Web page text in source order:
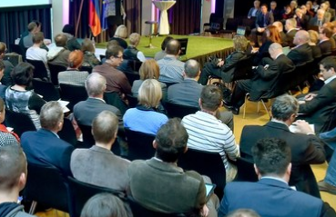
Road Trip po Sloveniji
Ekošola